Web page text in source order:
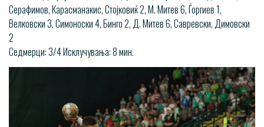
Серафимов, Карасманакис, Стојковиќ 2, М. Митев 6, Ѓоргиев 1,
Велковски 3, Симоноски 4, Бинго 2, Д. Митев 6, Савревски, Димовски
2
Седмерци: 3/4 Исклучувања: 8 мин.